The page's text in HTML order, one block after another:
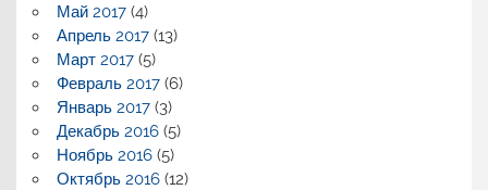
Май 2017(4)
Апрель 2017(13)
Март 2017(5)
Февраль 2017(6)
Январь 2017(3)
Декабрь 2016(5)
Ноябрь 2016(5)
Октябрь 2016(12)